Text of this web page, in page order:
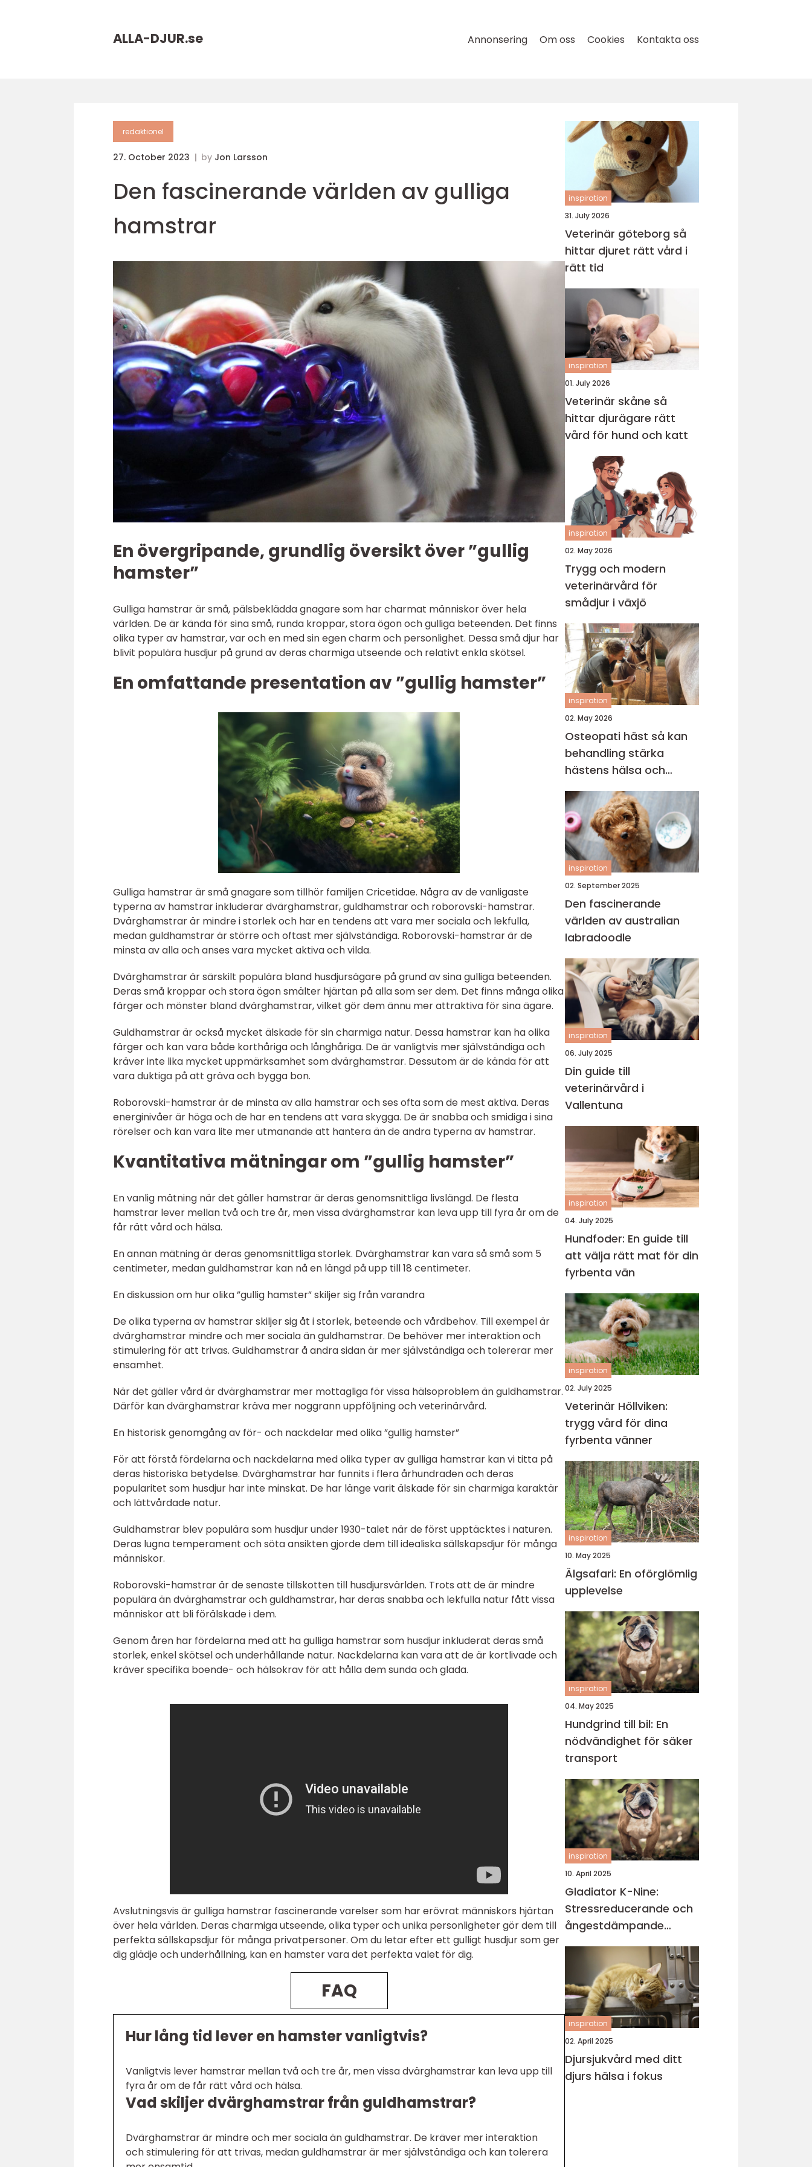
ALLA-DJUR.se Annonsering Om oss Cookies Kontakta oss
redaktionel
27. October 2023 by Jon Larsson
Den fascinerande världen av gulliga
hamstrar
En övergripande, grundlig översikt över ”gullig
hamster”
Gulliga hamstrar är små, pälsbeklädda gnagare som har charmat människor över hela
världen. De är kända för sina små, runda kroppar, stora ögon och gulliga beteenden. Det finns
olika typer av hamstrar, var och en med sin egen charm och personlighet. Dessa små djur har
blivit populära husdjur på grund av deras charmiga utseende och relativt enkla skötsel.
En omfattande presentation av ”gullig hamster”
Gulliga hamstrar är små gnagare som tillhör familjen Cricetidae. Några av de vanligaste
typerna av hamstrar inkluderar dvärghamstrar, guldhamstrar och roborovski-hamstrar.
Dvärghamstrar är mindre i storlek och har en tendens att vara mer sociala och lekfulla,
medan guldhamstrar är större och oftast mer självständiga. Roborovski-hamstrar är de
minsta av alla och anses vara mycket aktiva och vilda.
Dvärghamstrar är särskilt populära bland husdjursägare på grund av sina gulliga beteenden.
Deras små kroppar och stora ögon smälter hjärtan på alla som ser dem. Det finns många olika
färger och mönster bland dvärghamstrar, vilket gör dem ännu mer attraktiva för sina ägare.
Guldhamstrar är också mycket älskade för sin charmiga natur. Dessa hamstrar kan ha olika
färger och kan vara både korthåriga och långhåriga. De är vanligtvis mer självständiga och
kräver inte lika mycket uppmärksamhet som dvärghamstrar. Dessutom är de kända för att
vara duktiga på att gräva och bygga bon.
Roborovski-hamstrar är de minsta av alla hamstrar och ses ofta som de mest aktiva. Deras
energinivåer är höga och de har en tendens att vara skygga. De är snabba och smidiga i sina
rörelser och kan vara lite mer utmanande att hantera än de andra typerna av hamstrar.
Kvantitativa mätningar om ”gullig hamster”
En vanlig mätning när det gäller hamstrar är deras genomsnittliga livslängd. De flesta
hamstrar lever mellan två och tre år, men vissa dvärghamstrar kan leva upp till fyra år om de
får rätt vård och hälsa.
En annan mätning är deras genomsnittliga storlek. Dvärghamstrar kan vara så små som 5
centimeter, medan guldhamstrar kan nå en längd på upp till 18 centimeter.
En diskussion om hur olika ”gullig hamster” skiljer sig från varandra
De olika typerna av hamstrar skiljer sig åt i storlek, beteende och vårdbehov. Till exempel är
dvärghamstrar mindre och mer sociala än guldhamstrar. De behöver mer interaktion och
stimulering för att trivas. Guldhamstrar å andra sidan är mer självständiga och tolererar mer
ensamhet.
När det gäller vård är dvärghamstrar mer mottagliga för vissa hälsoproblem än guldhamstrar.
Därför kan dvärghamstrar kräva mer noggrann uppföljning och veterinärvård.
En historisk genomgång av för- och nackdelar med olika ”gullig hamster”
För att förstå fördelarna och nackdelarna med olika typer av gulliga hamstrar kan vi titta på
deras historiska betydelse. Dvärghamstrar har funnits i flera århundraden och deras
popularitet som husdjur har inte minskat. De har länge varit älskade för sin charmiga karaktär
och lättvårdade natur.
Guldhamstrar blev populära som husdjur under 1930-talet när de först upptäcktes i naturen.
Deras lugna temperament och söta ansikten gjorde dem till idealiska sällskapsdjur för många
människor.
Roborovski-hamstrar är de senaste tillskotten till husdjursvärlden. Trots att de är mindre
populära än dvärghamstrar och guldhamstrar, har deras snabba och lekfulla natur fått vissa
människor att bli förälskade i dem.
Genom åren har fördelarna med att ha gulliga hamstrar som husdjur inkluderat deras små
storlek, enkel skötsel och underhållande natur. Nackdelarna kan vara att de är kortlivade och
kräver specifika boende- och hälsokrav för att hålla dem sunda och glada.
Avslutningsvis är gulliga hamstrar fascinerande varelser som har erövrat människors hjärtan
över hela världen. Deras charmiga utseende, olika typer och unika personligheter gör dem till
perfekta sällskapsdjur för många privatpersoner. Om du letar efter ett gulligt husdjur som ger
dig glädje och underhållning, kan en hamster vara det perfekta valet för dig.
FAQ
Hur lång tid lever en hamster vanligtvis?
Vanligtvis lever hamstrar mellan två och tre år, men vissa dvärghamstrar kan leva upp till
fyra år om de får rätt vård och hälsa.
Vad skiljer dvärghamstrar från guldhamstrar?
Dvärghamstrar är mindre och mer sociala än guldhamstrar. De kräver mer interaktion
och stimulering för att trivas, medan guldhamstrar är mer självständiga och kan tolerera
inspiration
31. July 2026
Veterinär göteborg så
hittar djuret rätt vård i
rätt tid
inspiration
01. July 2026
Veterinär skåne så
hittar djurägare rätt
vård för hund och katt
inspiration
02. May 2026
Trygg och modern
veterinärvård för
smådjur i växjö
inspiration
02. May 2026
Osteopati häst så kan
behandling stärka
hästens hälsa och
prestation
inspiration
02. September 2025
Den fascinerande
världen av australian
labradoodle
inspiration
06. July 2025
Din guide till
veterinärvård i
Vallentuna
inspiration
04. July 2025
Hundfoder: En guide till
att välja rätt mat för din
fyrbenta vän
inspiration
02. July 2025
Veterinär Höllviken:
trygg vård för dina
fyrbenta vänner
inspiration
10. May 2025
Älgsafari: En oförglömlig
upplevelse
inspiration
04. May 2025
Hundgrind till bil: En
nödvändighet för säker
transport
inspiration
10. April 2025
Gladiator K-Nine:
Stressreducerande och
ångestdämpande
hundhalsband
inspiration
02. April 2025
Djursjukvård med ditt
djurs hälsa i fokus